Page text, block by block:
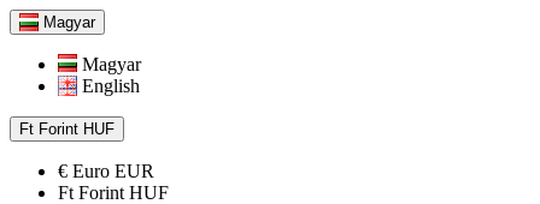
Magyar
Magyar
English
Ft Forint HUF
€ Euro EUR
Ft Forint HUF